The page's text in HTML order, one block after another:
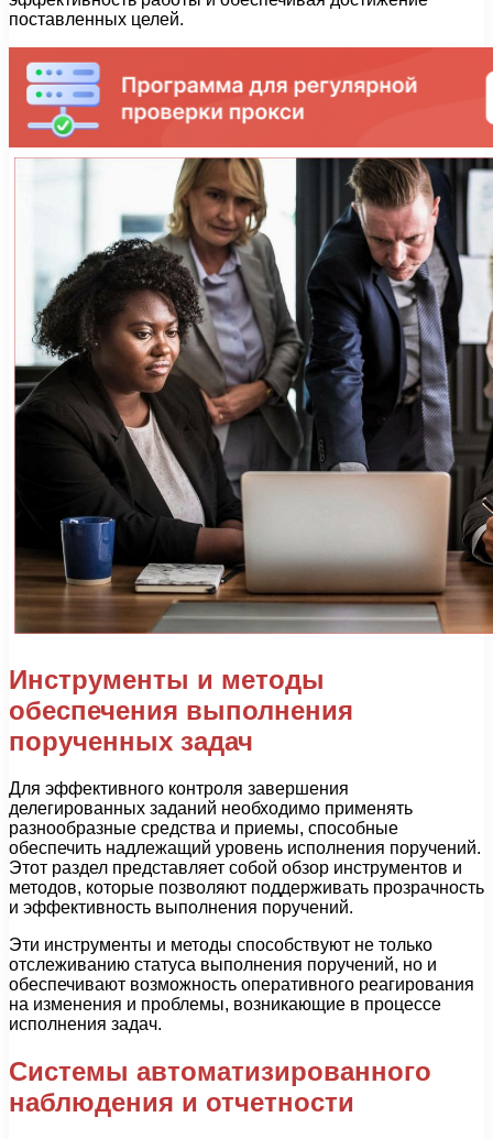
поставленных целей.
Инструменты и методы
обеспечения выполнения
порученных задач
Для эффективного контроля завершения
делегированных заданий необходимо применять
разнообразные средства и приемы, способные
обеспечить надлежащий уровень исполнения поручений.
Этот раздел представляет собой обзор инструментов и
методов, которые позволяют поддерживать прозрачность
и эффективность выполнения поручений.
Эти инструменты и методы способствуют не только
отслеживанию статуса выполнения поручений, но и
обеспечивают возможность оперативного реагирования
на изменения и проблемы, возникающие в процессе
исполнения задач.
Системы автоматизированного
наблюдения и отчетности